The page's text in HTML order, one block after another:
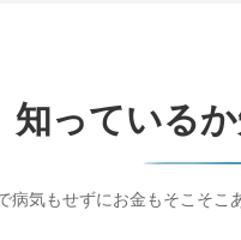
知っている
病気もせずにお金もそこそ